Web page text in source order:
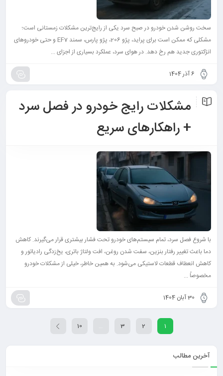
سخت روشن شدن خودرو در صبح سرد یکی از رایج‌ترین مشکلات زمستانی است؛
مشکلی که ممکن است برای پراید، پژو 206، پژو پارس، سمند EF7 و حتی خودروهای
انژکتوری جدید هم رخ دهد. در هوای سرد، عملکرد بسیاری از اجزای ...
6 آذر 1404
مشکلات رایج خودرو در فصل سرد
+ راهکارهای سریع
با شروع فصل سرد، تمام سیستم‌های خودرو تحت فشار بیشتری قرار می‌گیرند. کاهش
دما باعث تغییر رفتار بنزین، سفت شدن روغن، افت ولتاژ باتری، یخ‌زدگی رادیاتور و
کاهش انعطاف قطعات لاستیکی می‌شود. به همین خاطر، خیلی از مشکلات خودرو
مخصوصاً ...
30 آبان 1404
1
2
3
…
10
آخرین مطالب